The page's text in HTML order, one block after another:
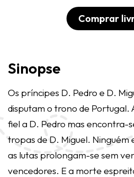
Comprar
Sinopse
Os príncipes D. Pedro e D.
disputam o trono de Portugal.
fiel a D. Pedro mas encontra-
tropas de D. Miguel. Ninguém
as lutas prolongam-se sem
vencedores. E a morte